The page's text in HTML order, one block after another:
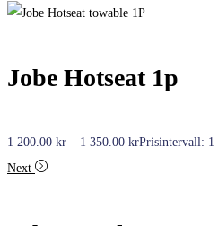
Jobe Hotseat 1p
1 200.00 kr – 1 350.00 krPrisintervall:
Next